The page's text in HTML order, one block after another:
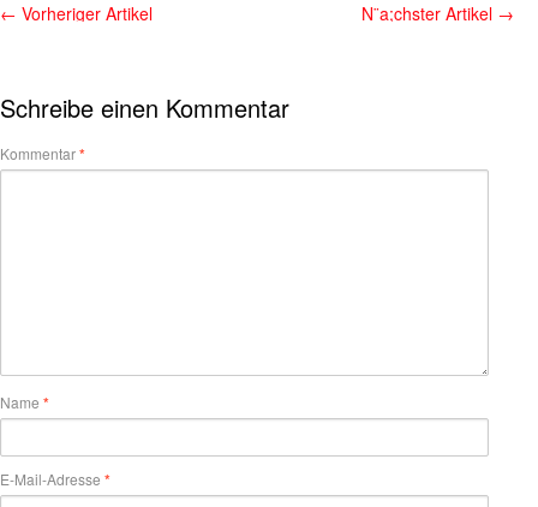
← Vorheriger Artikel N¨a;chster Artikel →
Schreibe einen Kommentar
Kommentar*
Name *
E-Mail-Adresse *